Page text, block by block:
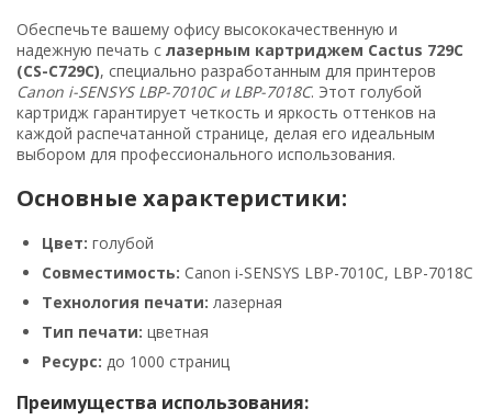
Обеспечьте вашему офису высококачественную и
надежную печать с лазерным картриджем Cactus 729C
(CS-C729C), специально разработанным для принтеров
Canon i-SENSYS LBP-7010C и LBP-7018C. Этот голубой
картридж гарантирует четкость и яркость оттенков на
каждой распечатанной странице, делая его идеальным
выбором для профессионального использования.
Основные характеристики:
Цвет: голубой
Совместимость: Canon i-SENSYS LBP-7010C, LBP-7018C
Технология печати: лазерная
Тип печати: цветная
Ресурс: до 1000 страниц
Преимущества использования: